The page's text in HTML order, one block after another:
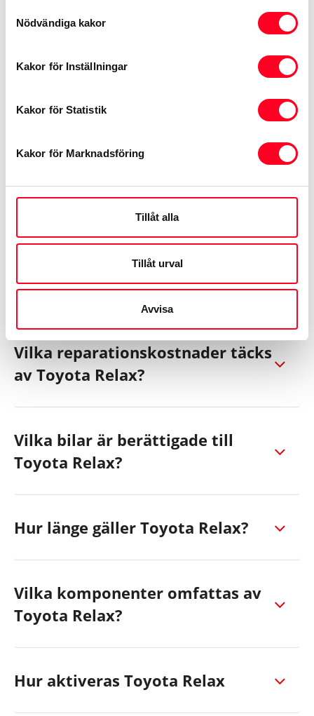
Nödvändiga kakor
Kakor för Inställningar
Kakor för Statistik
Kakor för Marknadsföring
Tillåt alla
Tillåt urval
Avvisa
den tids- och milsintervall som gäller för bilens
FAQ - de vanligaste
frågorna om Toyota Relax
Är Toyota Relax en förlängning
av nybilsgarantin?
Vilka reparationskostnader täcks
av Toyota Relax?
Vilka bilar är berättigade till
Toyota Relax?
Hur länge gäller Toyota Relax?
Vilka komponenter omfattas av
Toyota Relax?
Hur aktiveras Toyota Relax